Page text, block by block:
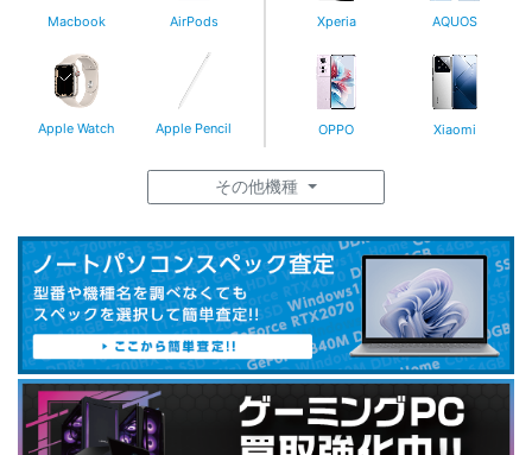
Macbook AirPods
Apple Watch Apple Pencil
Xperia AQUOS
OPPO Xiaomi
その他機種